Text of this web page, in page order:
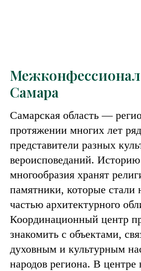
Самара
Самарская область —
протяжении многих лет
представители разных
вероисповеданий. Историю
многообразия хранят
памятники, которые стали
частью архитектурного
Координационный центр
знакомить с объектами,
духовным и культурным
народов региона. В